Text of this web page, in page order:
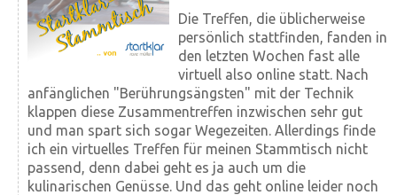
Die Treffen, die üblicherweise
persönlich stattfinden, fanden in
den letzten Wochen fast alle
virtuell also online statt. Nach
anfänglichen "Berührungs­ängsten" mit der Technik
klappen diese Zusammen­treffen in­zwischen sehr gut
und man spart sich sogar Wege­zeiten. Allerdings finde
ich ein virtuelles Treffen für meinen Stamm­tisch nicht
passend, denn dabei geht es ja auch um die
kulinarischen Genüsse. Und das geht online leider noch